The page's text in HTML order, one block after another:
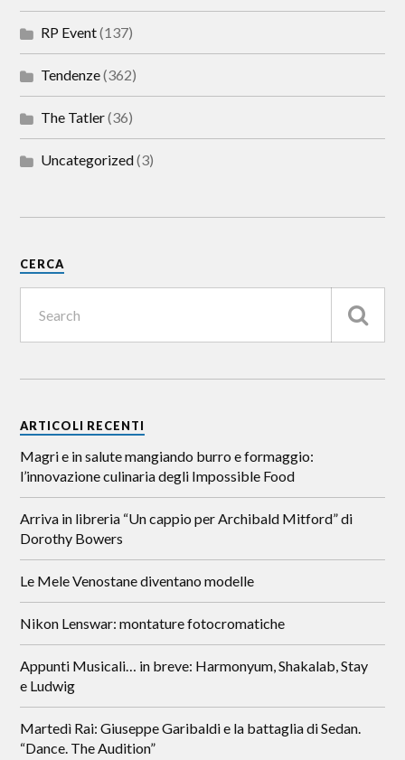
RP Event(137)
Tendenze(362)
The Tatler(36)
Uncategorized(3)
CERCA
ARTICOLI RECENTI
Magri e in salute mangiando burro e formaggio:
l’innovazione culinaria degli Impossible Food
Arriva in libreria “Un cappio per Archibald Mitford” di
Dorothy Bowers
Le Mele Venostane diventano modelle
Nikon Lenswar: montature fotocromatiche
Appunti Musicali… in breve: Harmonyum, Shakalab, Stay
e Ludwig
Martedì Rai: Giuseppe Garibaldi e la battaglia di Sedan.
“Dance. The Audition”